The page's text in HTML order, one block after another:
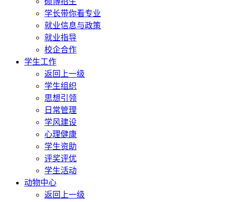
学长带你看专业
就业信息与政策
就业指导
校企合作
学生工作
返回上一级
学生组织
思想引领
日常管理
学风建设
心理健康
学生资助
评奖评优
学生活动
动物中心
返回上一级